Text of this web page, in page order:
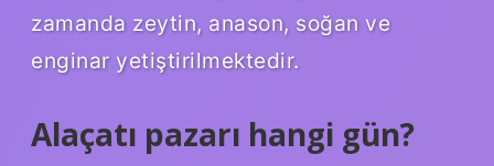
zamanda zeytin, anason, soğan ve
enginar yetiştirilmektedir.
Alaçatı pazarı hangi gün?